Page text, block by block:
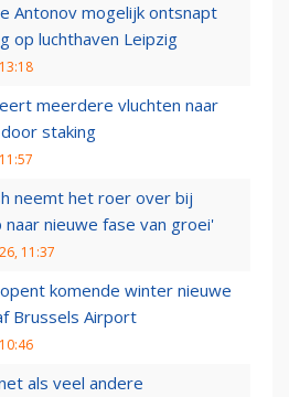
Antonov mogelijk ontsnapt
op luchthaven Leipzig
meerdere vluchten naar
staking
neemt het roer over bij
naar nieuwe fase van groei'
11:37
komende winter nieuwe
Brussels Airport
als veel andere